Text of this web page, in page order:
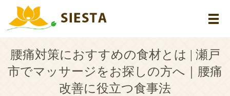
メ
腰痛対策におすすめの食材とは | 瀬戸
市でマッサージをお探しの方へ｜腰痛
改善に役立つ食事法